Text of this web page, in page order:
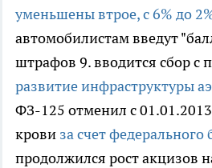
уменьшены втрое, с 6% до
автомобилистам введут
штрафов 9. вводится сбор с
развитие инфраструктуры
ФЗ-125 отменил с
крови за счет
продолжился рост акцизов